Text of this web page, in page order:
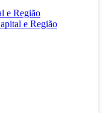
e Região
e Região